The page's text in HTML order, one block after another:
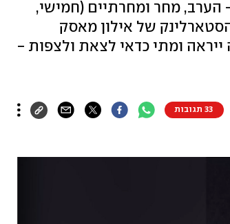
הערב, מחר ומחרתיים (חמישי,
של אילון מאסק
ייראה ומתי כדאי לצאת ולצפות -
33 תגובות